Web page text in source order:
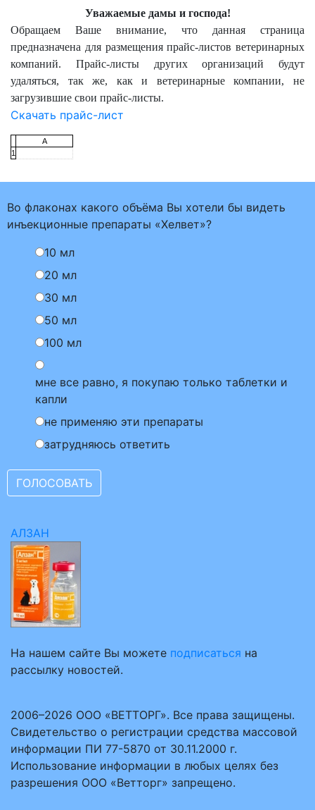
Уважаемые дамы и господа!
Обращаем Ваше внимание, что данная страница
предназначена для размещения прайс-листов ветеринарных
компаний. Прайс-листы других организаций будут
удаляться, так же, как и ветеринарные компании, не
загрузившие свои прайс-листы.
Скачать прайс-лист
A
1
Во флаконах какого объёма Вы хотели бы видеть
инъекционные препараты «Хелвет»?
10 мл
20 мл
30 мл
50 мл
100 мл
мне все равно, я покупаю только таблетки и
капли
не применяю эти препараты
затрудняюсь ответить
АЛЗАН
На нашем сайте Вы можете подписаться на
рассылку новостей.
2006–2026 ООО «ВЕТТОРГ». Все права защищены.
Свидетельство о регистрации средства массовой
информации ПИ 77-5870 от 30.11.2000 г.
Использование информации в любых целях без
разрешения ООО «Ветторг» запрещено.